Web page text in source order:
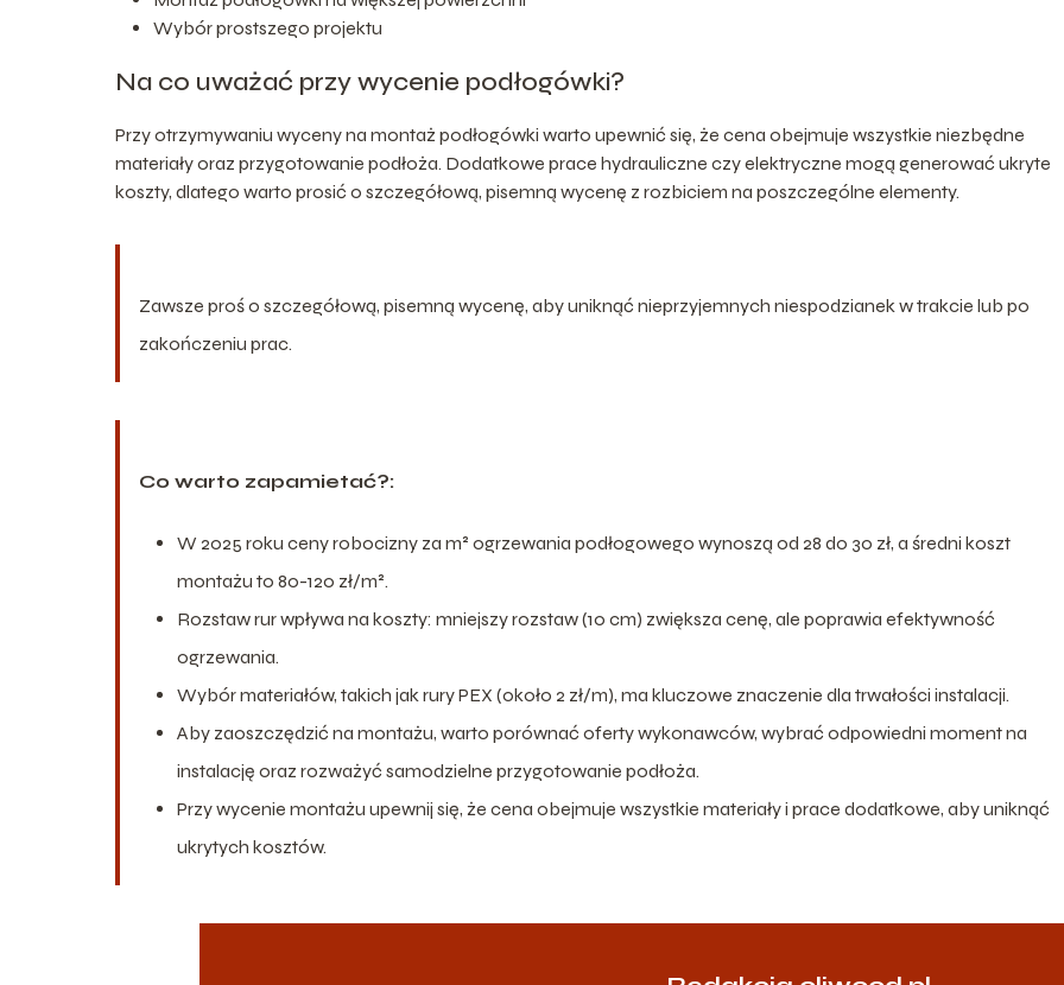
Wybór prostszego projektu
Na co uważać przy wycenie podłogówki?
Przy otrzymywaniu wyceny na montaż podłogówki warto upewnić się, że cena obejmuje wszystkie niezbędne
materiały oraz przygotowanie podłoża. Dodatkowe prace hydrauliczne czy elektryczne mogą generować ukryte
koszty, dlatego warto prosić o szczegółową, pisemną wycenę z rozbiciem na poszczególne elementy.
Zawsze proś o szczegółową, pisemną wycenę, aby uniknąć nieprzyjemnych niespodzianek w trakcie lub po
zakończeniu prac.
Co warto zapamietać?:
W 2025 roku ceny robocizny za m² ogrzewania podłogowego wynoszą od 28 do 30 zł, a średni koszt
montażu to 80-120 zł/m².
Rozstaw rur wpływa na koszty: mniejszy rozstaw (10 cm) zwiększa cenę, ale poprawia efektywność
ogrzewania.
Wybór materiałów, takich jak rury PEX (około 2 zł/m), ma kluczowe znaczenie dla trwałości instalacji.
Aby zaoszczędzić na montażu, warto porównać oferty wykonawców, wybrać odpowiedni moment na
instalację oraz rozważyć samodzielne przygotowanie podłoża.
Przy wycenie montażu upewnij się, że cena obejmuje wszystkie materiały i prace dodatkowe, aby uniknąć
ukrytych kosztów.